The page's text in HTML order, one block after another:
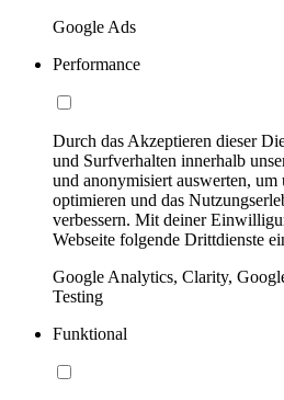
Google Ads
Performance
Durch das Akzeptieren dieser
und Surfverhalten innerhalb
und anonymisiert auswerten, um
optimieren und das
verbessern. Mit deiner
Webseite folgende Drittdienste
Google Analytics, Clarity,
Testing
Funktional